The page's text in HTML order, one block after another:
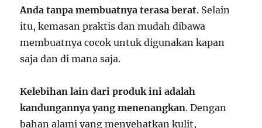
Anda tanpa membuatnya terasa berat. Selain
itu, kemasan praktis dan mudah dibawa
membuatnya cocok untuk digunakan kapan
saja dan di mana saja.
Kelebihan lain dari produk ini adalah
kandungannya yang menenangkan. Dengan
bahan alami yang menyehatkan kulit,